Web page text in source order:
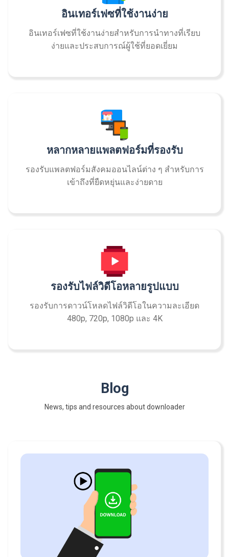
อินเทอร์เฟซที่ใช้งานง่าย
อินเทอร์เฟซที่ใช้งานง่ายสำหรับการนำทางที่เรียบ
ง่ายและประสบการณ์ผู้ใช้ที่ยอดเยี่ยม
หลากหลายแพลตฟอร์มที่รองรับ
รองรับแพลตฟอร์มสังคมออนไลน์ต่าง ๆ สำหรับการ
เข้าถึงที่ยืดหยุ่นและง่ายดาย
รองรับไฟล์วิดีโอหลายรูปแบบ
รองรับการดาวน์โหลดไฟล์วิดีโอในความละเอียด
480p, 720p, 1080p และ 4K
Blog
News, tips and resources about downloader